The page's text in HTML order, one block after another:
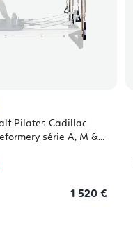
Pilates Cadillac
série A, M &
1 520 €